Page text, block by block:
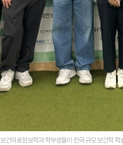
건의료정보학과 학부생들이 전국 규모 보건학 학